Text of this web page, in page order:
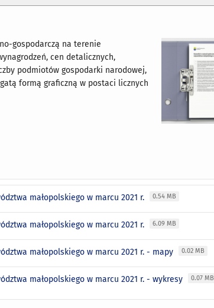
gospodarczą na terenie
cen detalicznych,
podmiotów gospodarki narodowej,
formą graficzną w postaci licznych
małopolskiego w marcu 2021 r. 0.54 MB
małopolskiego w marcu 2021 r. 6.09 MB
małopolskiego w marcu 2021 r. - mapy 0.02 MB
małopolskiego w marcu 2021 r. - wykresy 0.07 MB